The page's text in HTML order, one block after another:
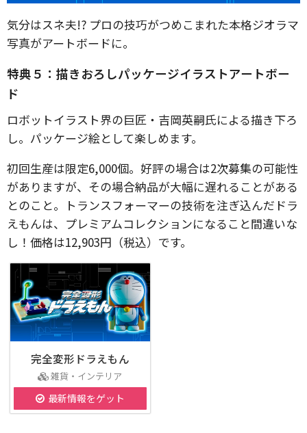
気分はスネ夫!? プロの技巧がつめこまれた本格ジオラマ
写真がアートボードに。
特典５：描きおろしパッケージイラストアートボー
ド
ロボットイラスト界の巨匠・吉岡英嗣氏による描き下ろ
し。パッケージ絵として楽しめます。
初回生産は限定6,000個。好評の場合は2次募集の可能性
がありますが、その場合納品が大幅に遅れることがある
とのこと。トランスフォーマーの技術を注ぎ込んだドラ
えもんは、プレミアムコレクションになること間違いな
し！価格は12,903円（税込）です。
完全変形ドラえもん
雑貨・インテリア
最新情報をゲット